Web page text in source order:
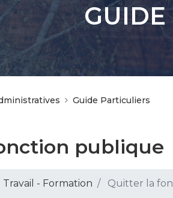
GUIDE
Guide Particuliers
publique
Travail - Formation Quitter la